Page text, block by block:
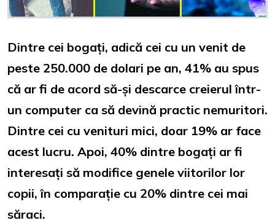
Dintre cei bogați, adică cei cu un venit de
peste 250.000 de dolari pe an, 41% au spus
că ar fi de acord să-și descarce creierul într-
un computer ca să devină practic nemuritori.
Dintre cei cu venituri mici, doar 19% ar face
acest lucru. Apoi, 40% dintre bogați ar fi
interesați să modifice genele viitorilor lor
copii, în comparație cu 20% dintre cei mai
săraci.